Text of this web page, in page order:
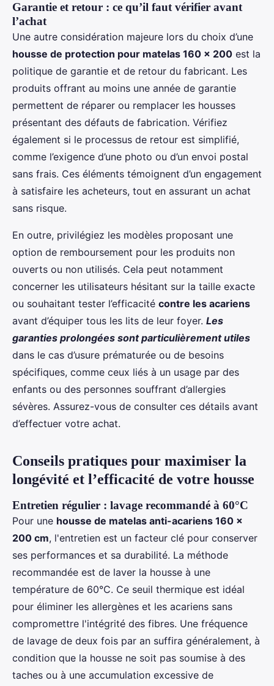
Garantie et retour : ce qu’il faut vérifier avant
l’achat
Une autre considération majeure lors du choix d’une
housse de protection pour matelas 160 x 200 est la
politique de garantie et de retour du fabricant. Les
produits offrant au moins une année de garantie
permettent de réparer ou remplacer les housses
présentant des défauts de fabrication. Vérifiez
également si le processus de retour est simplifié,
comme l’exigence d’une photo ou d’un envoi postal
sans frais. Ces éléments témoignent d’un engagement
à satisfaire les acheteurs, tout en assurant un achat
sans risque.
En outre, privilégiez les modèles proposant une
option de remboursement pour les produits non
ouverts ou non utilisés. Cela peut notamment
concerner les utilisateurs hésitant sur la taille exacte
ou souhaitant tester l’efficacité contre les acariens
avant d’équiper tous les lits de leur foyer. Les
garanties prolongées sont particulièrement utiles
dans le cas d’usure prématurée ou de besoins
spécifiques, comme ceux liés à un usage par des
enfants ou des personnes souffrant d’allergies
sévères. Assurez-vous de consulter ces détails avant
d’effectuer votre achat.
Conseils pratiques pour maximiser la
longévité et l’efficacité de votre housse
Entretien régulier : lavage recommandé à 60°C
Pour une housse de matelas anti-acariens 160 x
200 cm, l'entretien est un facteur clé pour conserver
ses performances et sa durabilité. La méthode
recommandée est de laver la housse à une
température de 60°C. Ce seuil thermique est idéal
pour éliminer les allergènes et les acariens sans
compromettre l'intégrité des fibres. Une fréquence
de lavage de deux fois par an suffira généralement, à
condition que la housse ne soit pas soumise à des
taches ou à une accumulation excessive de